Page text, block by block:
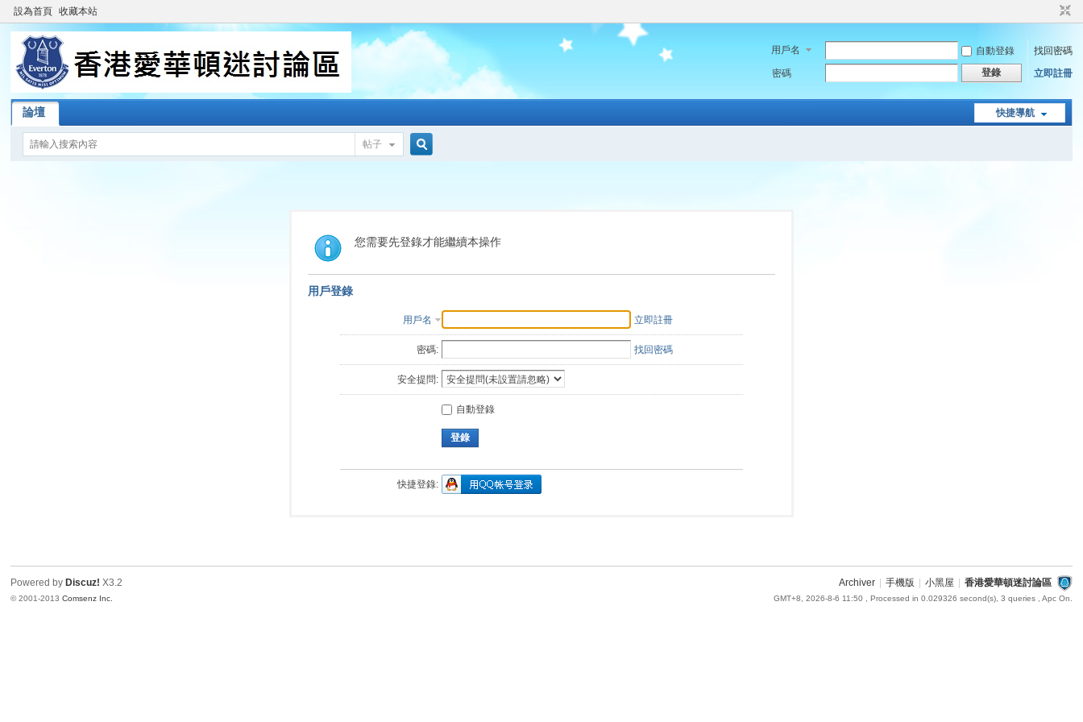
設為首頁 收藏本站
用戶名 自動登錄
找回密碼
密碼
登錄 立即註冊
快捷導航
論壇
帖子
索
您需要先登錄才能繼續本操作
用戶登錄
用戶名 立即註冊
密碼: 找回密碼
安全提問:
自動登錄
登錄
快捷登錄:
Archiver 手機版 小黑屋 香港愛華頓迷討論區
GMT+8, 2026-8-6 11:50 , Processed in 0.029326 second(s), 3 queries , Apc On.
Powered by Discuz! X3.2
© 2001-2013Comsenz Inc.